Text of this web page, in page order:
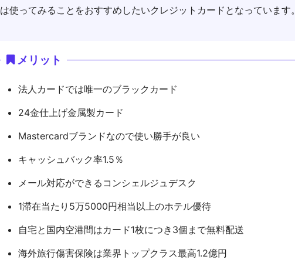
は使ってみることをおすすめしたいクレジットカードとなっています。
メリット
法人カードでは唯一のブラックカード
24金仕上げ金属製カード
Mastercardブランドなので使い勝手が良い
キャッシュバック率1.5％
メール対応ができるコンシェルジュデスク
1滞在当たり5万5000円相当以上のホテル優待
自宅と国内空港間はカード1枚につき3個まで無料配送
海外旅行傷害保険は業界トップクラス最高1.2億円